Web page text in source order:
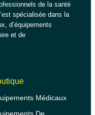
de la santé
spécialisée dans la
d’équipements
et de
Médicaux